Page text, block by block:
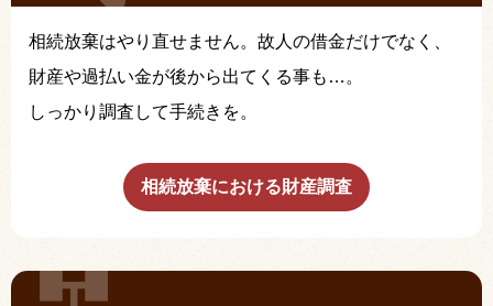
相続放棄はやり直せません。故人の借金だけでなく、
財産や過払い金が後から出てくる事も…。
しっかり調査して手続きを。
相続放棄における財産調査